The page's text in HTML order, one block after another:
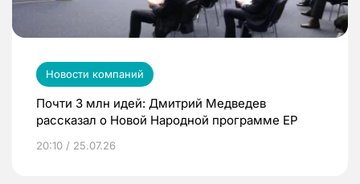
Новости компаний
Почти 3 млн идей: Дмитрий Медведев
рассказал о Новой Народной программе ЕР
20:10 / 25.07.26